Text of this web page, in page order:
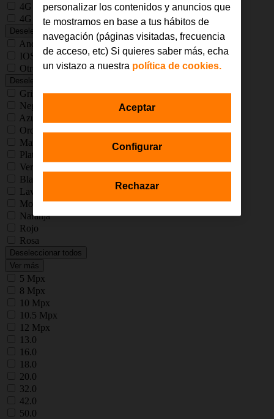
4G Plus
4G
Deseleccionar todos
Android
IOS
Otros
Deseleccionar todos
Gris
Negro
Azul
Oro
Marrón
Plata
Verde
Blanco
Lavanda
Morado
Naranja
Rojo
Rosa
Deseleccionar todos
Ver más
5 Mpx
8 Mpx
10 Mpx
10.5 Mpx
12 Mpx
13.0
16.0
18.0
20.0
32.0
42.0
50.0
personalizar los contenidos y anuncios que
te mostramos en base a tus hábitos de
navegación (páginas visitadas, frecuencia
de acceso, etc) Si quieres saber más, echa
un vistazo a nuestra política de cookies.
Configurar
Rechazar
Aceptar